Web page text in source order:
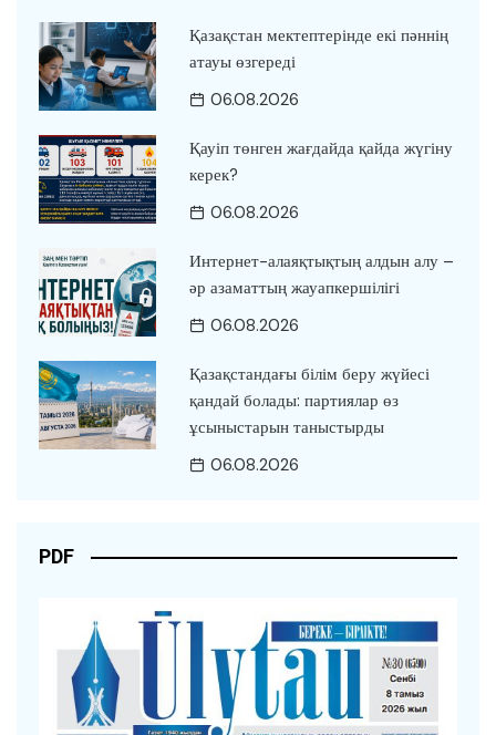
Қазақстан мектептерінде екі пәннің
атауы өзгереді
06.08.2026
Қауіп төнген жағдайда қайда жүгіну
керек?
06.08.2026
Интернет-алаяқтықтың алдын алу –
әр азаматтың жауапкершілігі
06.08.2026
Қазақстандағы білім беру жүйесі
қандай болады: партиялар өз
ұсыныстарын таныстырды
06.08.2026
PDF